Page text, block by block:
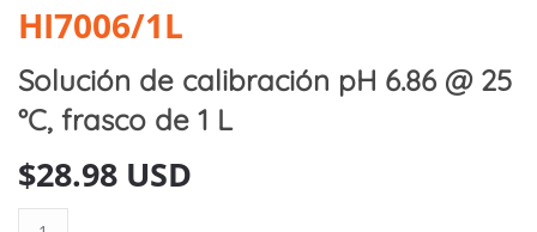
HI7006/1L
Solución de calibración pH 6.86 @ 25
°C, frasco de 1 L
$28.98 USD